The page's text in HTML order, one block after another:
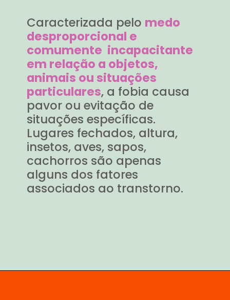
Caracterizada pelo medo
desproporcional e
comumente incapacitante
em relação a objetos,
animais ou situações
particulares, a fobia causa
pavor ou evitação de
situações específicas.
Lugares fechados, altura,
insetos, aves, sapos,
cachorros são apenas
alguns dos fatores
associados ao transtorno.